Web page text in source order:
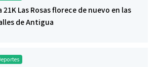
21K Las Rosas florece de nuevo en las
de Antigua